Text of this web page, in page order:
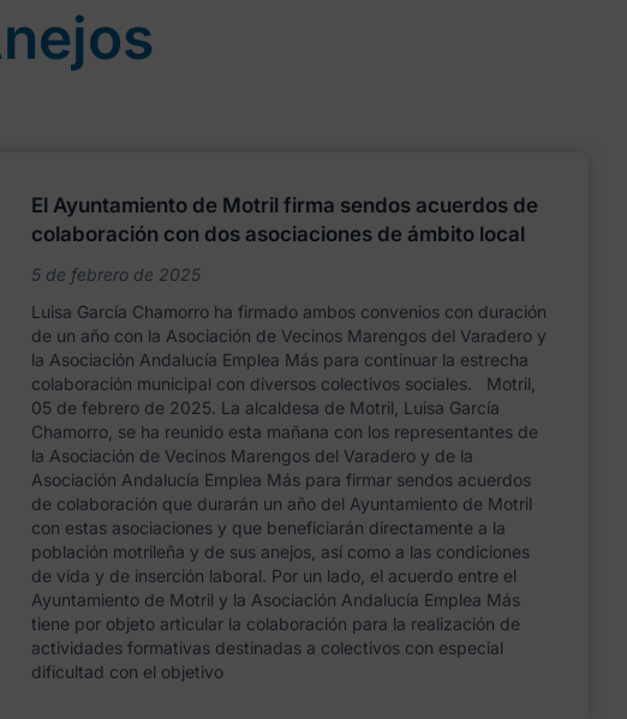
El Ayuntamiento de Motril firma sendos acuerdos de
colaboración con dos asociaciones de ámbito local
5 de febrero de 2025
Luisa García Chamorro ha firmado ambos convenios con duración
de un año con la Asociación de Vecinos Marengos del Varadero y
la Asociación Andalucía Emplea Más para continuar la estrecha
colaboración municipal con diversos colectivos sociales. Motril,
05 de febrero de 2025. La alcaldesa de Motril, Luisa García
Chamorro, se ha reunido esta mañana con los representantes de
la Asociación de Vecinos Marengos del Varadero y de la
Asociación Andalucía Emplea Más para firmar sendos acuerdos
de colaboración que durarán un año del Ayuntamiento de Motril
con estas asociaciones y que beneficiarán directamente a la
población motrileña y de sus anejos, así como a las condiciones
de vida y de inserción laboral. Por un lado, el acuerdo entre el
Ayuntamiento de Motril y la Asociación Andalucía Emplea Más
tiene por objeto articular la colaboración para la realización de
actividades formativas destinadas a colectivos con especial
dificultad con el objetivo